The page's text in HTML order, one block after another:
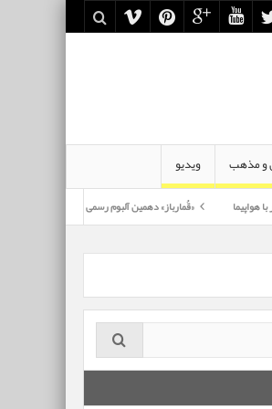
و مذهب
ویدیو
«قُمارباز» دهمین آلبوم رسمی «محسن چاوشی»